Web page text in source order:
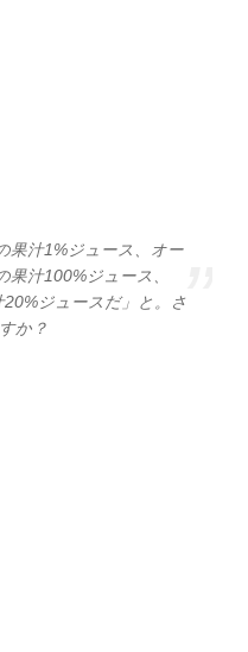
果汁1%ジュース、オー
果汁100%ジュース、
ジュースだ」と。さ
か？